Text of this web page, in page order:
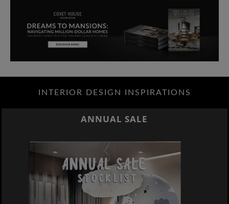
INTERIOR DESIGN INSPIRATIONS
ANNUAL SALE